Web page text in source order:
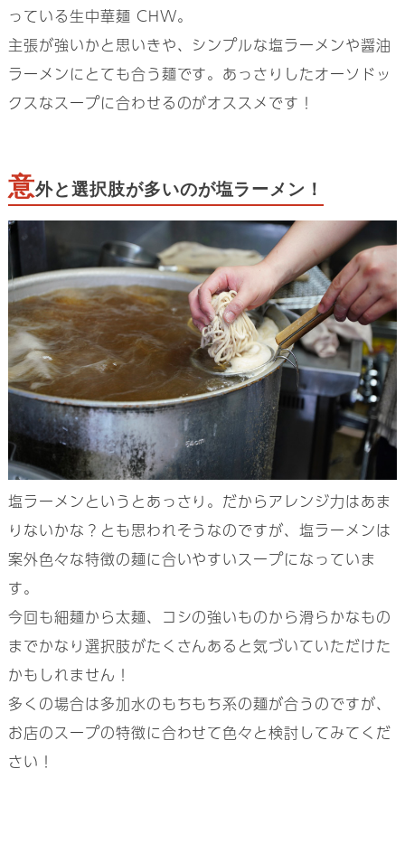
っている生中華麺 CHW。
主張が強いかと思いきや、シンプルな塩ラーメンや醤油
ラーメンにとても合う麺です。あっさりしたオーソドッ
クスなスープに合わせるのがオススメです！
意外と選択肢が多いのが塩ラーメン！
塩ラーメンというとあっさり。だからアレンジ力はあま
りないかな？とも思われそうなのですが、塩ラーメンは
案外色々な特徴の麺に合いやすいスープになっていま
す。
今回も細麺から太麺、コシの強いものから滑らかなもの
までかなり選択肢がたくさんあると気づいていただけた
かもしれません！
多くの場合は多加水のもちもち系の麺が合うのですが、
お店のスープの特徴に合わせて色々と検討してみてくだ
さい！